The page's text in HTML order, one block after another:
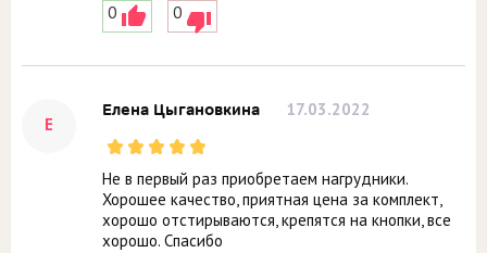
0 0
Е
Елена Цыгановкина 17.03.2022
Не в первый раз приобретаем нагрудники.
Хорошее качество, приятная цена за комплект,
хорошо отстирываются, крепятся на кнопки, все
хорошо. Спасибо